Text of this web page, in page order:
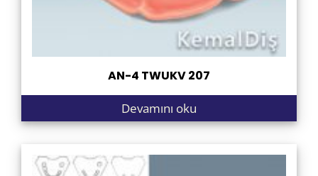
AN-4 TWUKV 207
Devamını oku